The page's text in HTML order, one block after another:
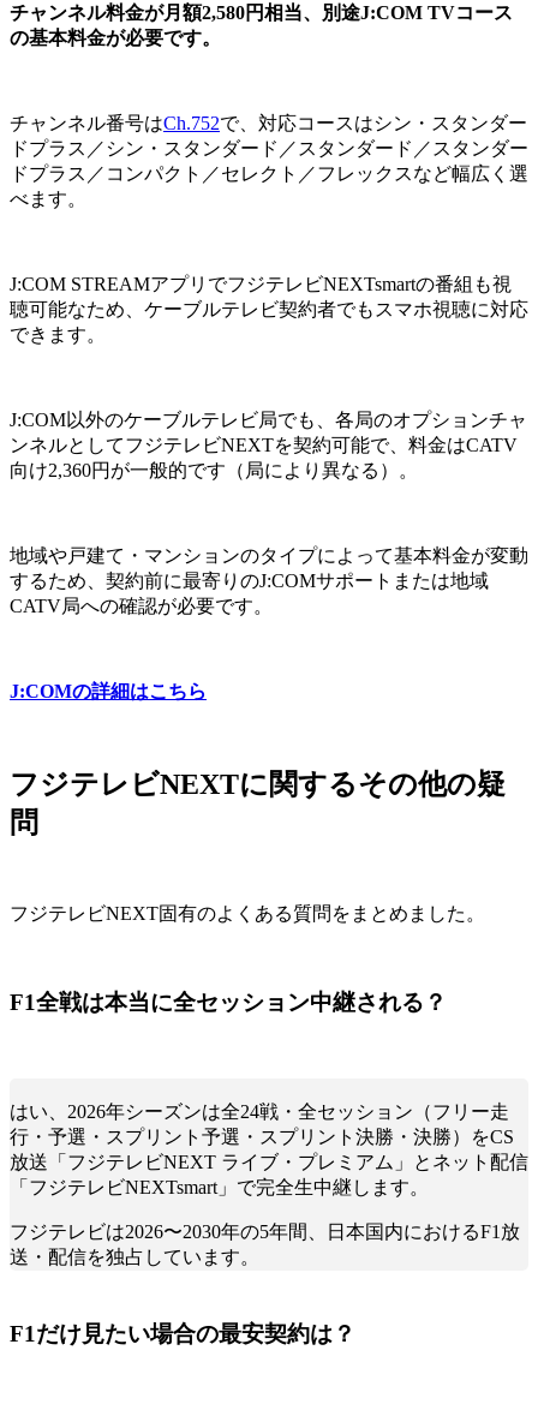
チャンネル料金が月額2,580円相当、別途J:COM TVコース
の基本料金が必要です。
チャンネル番号はCh.752で、対応コースはシン・スタンダー
ドプラス／シン・スタンダード／スタンダード／スタンダー
ドプラス／コンパクト／セレクト／フレックスなど幅広く選
べます。
J:COM STREAMアプリでフジテレビNEXTsmartの番組も視
聴可能なため、ケーブルテレビ契約者でもスマホ視聴に対応
できます。
J:COM以外のケーブルテレビ局でも、各局のオプションチャ
ンネルとしてフジテレビNEXTを契約可能で、料金はCATV
向け2,360円が一般的です（局により異なる）。
地域や戸建て・マンションのタイプによって基本料金が変動
するため、契約前に最寄りのJ:COMサポートまたは地域
CATV局への確認が必要です。
J:COMの詳細はこちら
フジテレビNEXTに関するその他の疑
問
フジテレビNEXT固有のよくある質問をまとめました。
F1全戦は本当に全セッション中継される？
はい、2026年シーズンは全24戦・全セッション（フリー走
行・予選・スプリント予選・スプリント決勝・決勝）をCS
放送「フジテレビNEXT ライブ・プレミアム」とネット配信
「フジテレビNEXTsmart」で完全生中継します。
フジテレビは2026〜2030年の5年間、日本国内におけるF1放
送・配信を独占しています。
F1だけ見たい場合の最安契約は？